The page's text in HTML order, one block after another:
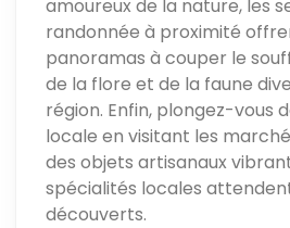
amoureux de la nature, les
randonnée à proximité
panoramas à couper le
de la flore et de la faune
région. Enfin, plongez-vous
locale en visitant les
des objets artisanaux
spécialités locales
découverts.